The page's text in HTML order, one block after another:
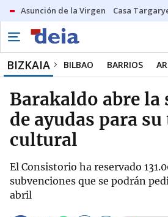
Asunción de la Virgen Casa
BIZKAIA BILBAO BARRIOS
Barakaldo abre
de ayudas para
cultural
El Consistorio ha reservado
subvenciones que se podrán
abril